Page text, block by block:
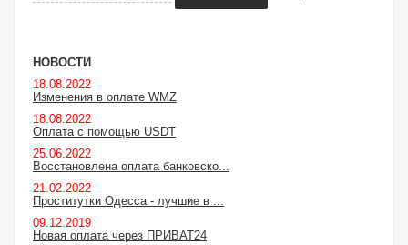
НОВОСТИ
18.08.2022
Изменения в оплате WMZ
18.08.2022
Оплата с помощью USDT
25.06.2022
Восстановлена оплата банковско...
21.02.2022
Проститутки Одесса - лучшие в ...
09.12.2019
Новая оплата через ПРИВАТ24